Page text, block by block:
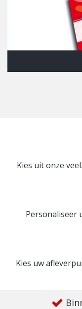
Kies uit onze
Personaliseer
Kies uw